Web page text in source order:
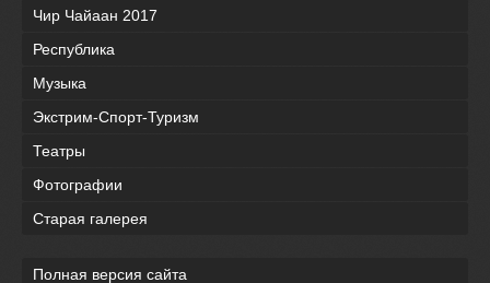
Чир Чайаан 2017
Республика
Музыка
Экстрим-Спорт-Туризм
Театры
Фотографии
Старая галерея
Полная версия сайта